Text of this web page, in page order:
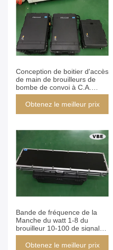
Conception de boitier d'accès
de main de brouilleurs de
bombe de convoi à C.A.
220V pour la patrouille de
frontière militaire
Obtenez le meilleur prix
Bande de fréquence de la
Manche du watt 1-8 du
brouilleur 10-100 de signal
de puissance élevée de
boitier d'accès de main
Obtenez le meilleur prix